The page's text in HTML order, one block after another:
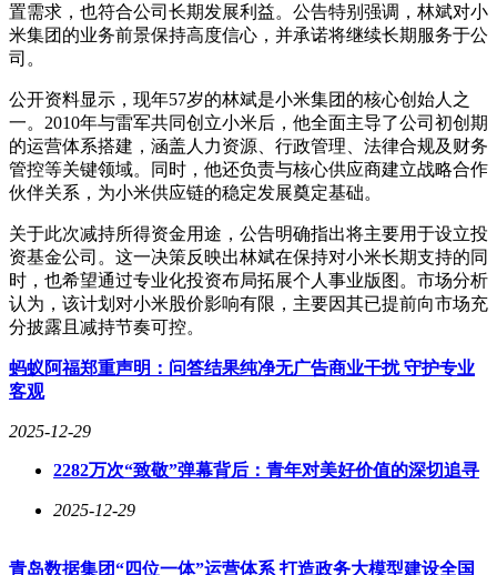
置需求，也符合公司长期发展利益。公告特别强调，林斌对小
米集团的业务前景保持高度信心，并承诺将继续长期服务于公
司。
公开资料显示，现年57岁的林斌是小米集团的核心创始人之
一。2010年与雷军共同创立小米后，他全面主导了公司初创期
的运营体系搭建，涵盖人力资源、行政管理、法律合规及财务
管控等关键领域。同时，他还负责与核心供应商建立战略合作
伙伴关系，为小米供应链的稳定发展奠定基础。
关于此次减持所得资金用途，公告明确指出将主要用于设立投
资基金公司。这一决策反映出林斌在保持对小米长期支持的同
时，也希望通过专业化投资布局拓展个人事业版图。市场分析
认为，该计划对小米股价影响有限，主要因其已提前向市场充
分披露且减持节奏可控。
蚂蚁阿福郑重声明：问答结果纯净无广告商业干扰 守护专业
客观
2025-12-29
2282万次“致敬”弹幕背后：青年对美好价值的深切追寻
2025-12-29
青岛数据集团“四位一体”运营体系 打造政务大模型建设全国